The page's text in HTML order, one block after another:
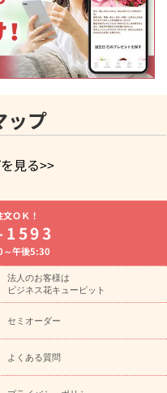
ップ
見る>>
誕生日フラワーギフト特集
・開業祝い
・お悔やみの花
花 胡蝶蘭・花鉢
ひまわり ギフト・プレゼント
のイベント
お盆 花（新
お盆・お供え 花とセットギ
ワー
ひまわり ギフト・プ
暑中見舞い 花のギフト特集
ント特集
花のおすすめランキング
敬
ＯＫ！
午後5:30
法人のお客様は
ビジネス花キューピット
セミオーダー
よくある質問